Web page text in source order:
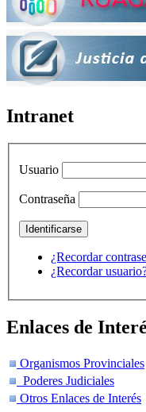
Intranet
Usuario
Contraseña
¿Recordar
¿Recordar
Enlaces de
Organismos Provinciales
Poderes Judiciales
Otros Enlaces de Interés